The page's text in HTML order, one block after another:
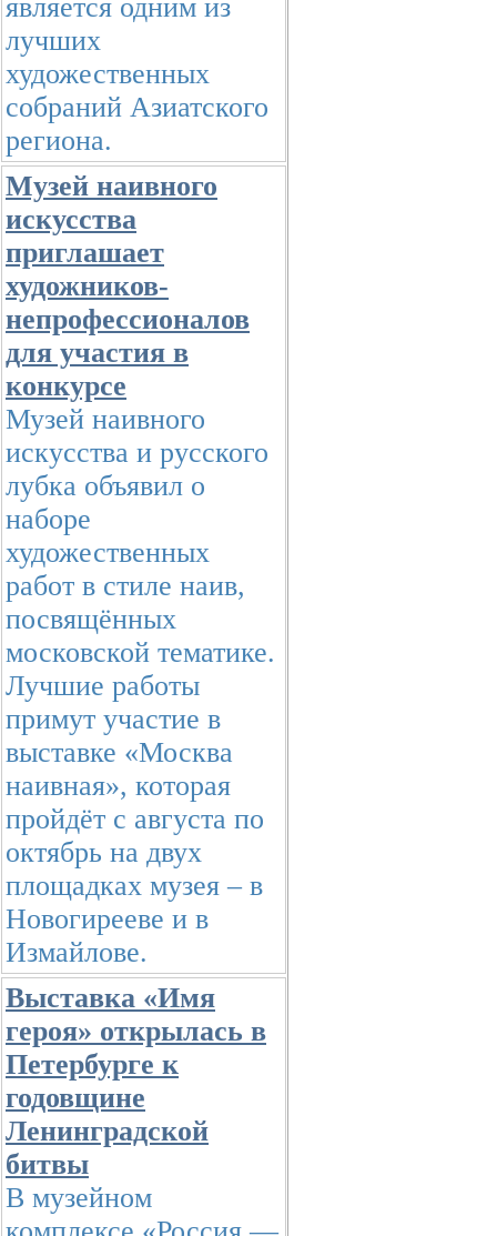
является одним из
лучших
художественных
собраний Азиатского
региона.
Музей наивного
искусства
приглашает
художников-
непрофессионалов
для участия в
конкурсе
Музей наивного
искусства и русского
лубка объявил о
наборе
художественных
работ в стиле наив,
посвящённых
московской тематике.
Лучшие работы
примут участие в
выставке «Москва
наивная», которая
пройдёт с августа по
октябрь на двух
площадках музея – в
Новогирееве и в
Измайлове.
Выставка «Имя
героя» открылась в
Петербурге к
годовщине
Ленинградской
битвы
В музейном